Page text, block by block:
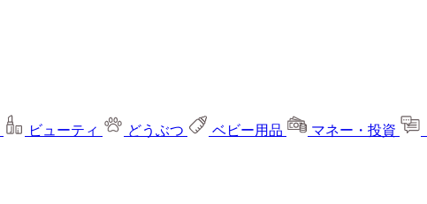
ビューティ どうぶつ ベビー用品 マネー・投資